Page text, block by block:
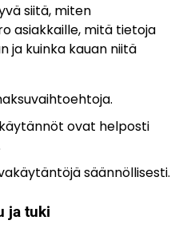
siitä, miten
asiakkaille, mitä tietoja
ja kuinka kauan niitä
ovat helposti
säännöllisesti.
ja tuki